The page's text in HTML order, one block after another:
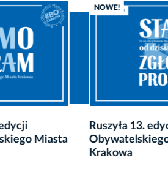
NOWE!
Ruszyła 13. edycja Budżetu
Obywatelskiego Miasta